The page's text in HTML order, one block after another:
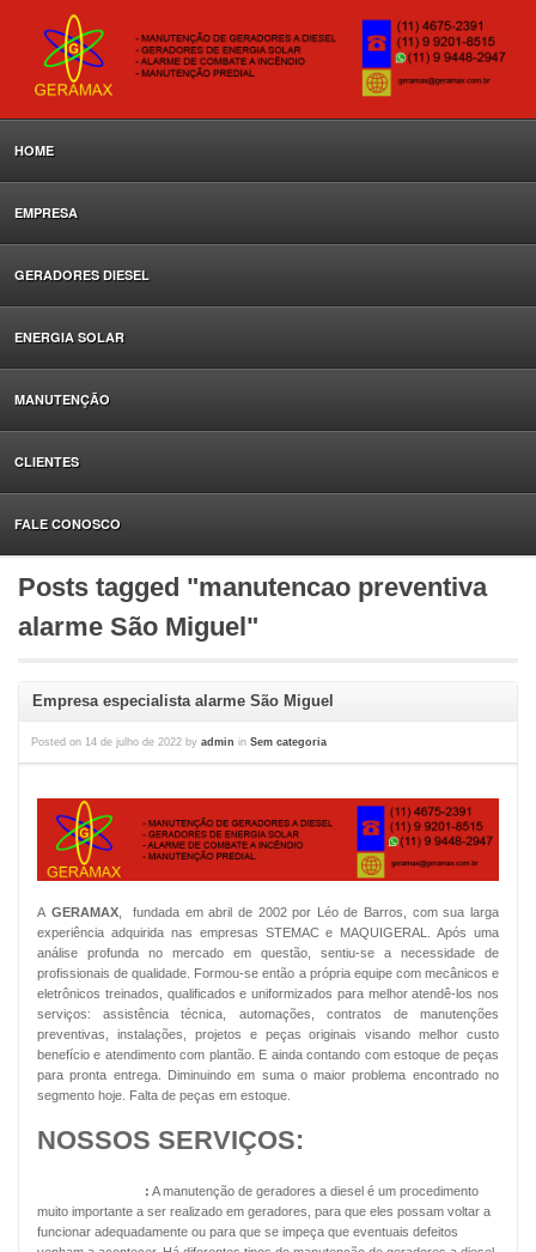
HOME
EMPRESA
GERADORES DIESEL
ENERGIA SOLAR
MANUTENÇÃO
CLIENTES
FALE CONOSCO
Posts tagged "manutencao preventiva
alarme São Miguel"
Empresa especialista alarme São Miguel
Posted on 14 de julho de 2022 by admin in Sem categoria
A GERAMAX, fundada em abril de 2002 por Léo de Barros, com sua larga
experiência adquirida nas empresas STEMAC e MAQUIGERAL. Após uma
análise profunda no mercado em questão, sentiu-se a necessidade de
profissionais de qualidade. Formou-se então a própria equipe com mecânicos e
eletrônicos treinados, qualificados e uniformizados para melhor atendê-los nos
serviços: assistência técnica, automações, contratos de manutenções
preventivas, instalações, projetos e peças originais visando melhor custo
benefício e atendimento com plantão. E ainda contando com estoque de peças
para pronta entrega. Diminuindo em suma o maior problema encontrado no
segmento hoje. Falta de peças em estoque.
NOSSOS SERVIÇOS:
: A manutenção de geradores a diesel é um procedimento
muito importante a ser realizado em geradores, para que eles possam voltar a
funcionar adequadamente ou para que se impeça que eventuais defeitos